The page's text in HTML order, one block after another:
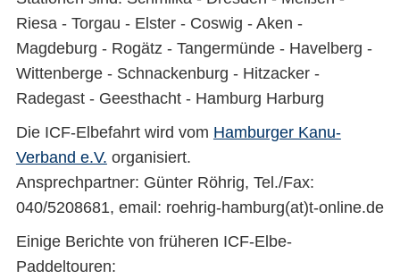
Riesa - Torgau - Elster - Coswig - Aken -
Magdeburg - Rogätz - Tangermünde - Havelberg -
Wittenberge - Schnackenburg - Hitzacker -
Radegast - Geesthacht - Hamburg Harburg
Die ICF-Elbefahrt wird vom Hamburger Kanu-
Verband e.V. organisiert.
Ansprechpartner: Günter Röhrig, Tel./Fax:
040/5208681, email: roehrig-hamburg(at)t-online.de
Einige Berichte von früheren ICF-Elbe-
Paddeltouren: